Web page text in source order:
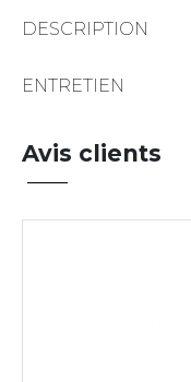
DESCRIPTION
ENTRETIEN
Avis clients